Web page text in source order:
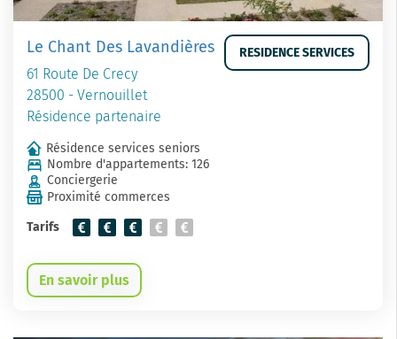
Le Chant Des Lavandières
61 Route De Crecy
28500 - Vernouillet
Résidence partenaire
RESIDENCE SERVICES
Résidence services seniors
Nombre d'appartements: 126
Conciergerie
Proximité commerces
Tarifs
En savoir plus